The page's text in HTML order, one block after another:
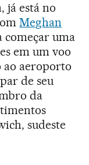
já está no
Meghan
uma
em um voo
ao aeroporto
de seu
da
sudeste